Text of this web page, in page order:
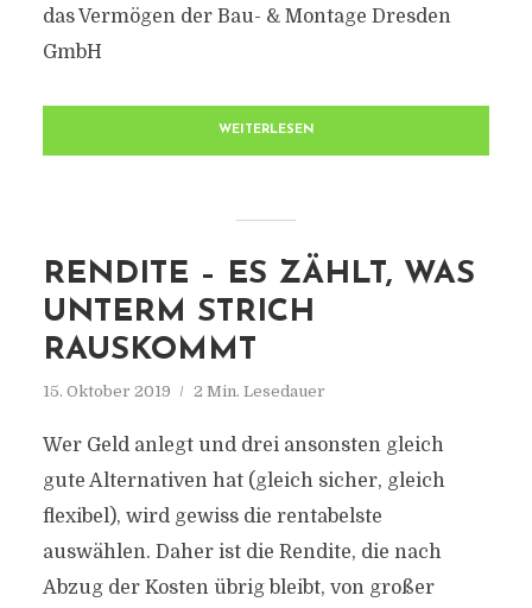
das Vermögen der Bau- & Montage Dresden
GmbH
WEITERLESEN
RENDITE – ES ZÄHLT, WAS
UNTERM STRICH
RAUSKOMMT
15. Oktober 2019 2 Min. Lesedauer
Wer Geld anlegt und drei ansonsten gleich
gute Alternativen hat (gleich sicher, gleich
flexibel), wird gewiss die rentabelste
auswählen. Daher ist die Rendite, die nach
Abzug der Kosten übrig bleibt, von großer